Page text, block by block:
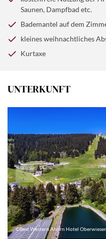
Saunen, Dampfbad etc.
Bademantel auf dem
kleines weihnachtliches
Kurtaxe
UNTERKUNFT
©Best Western Ahorn Hotel